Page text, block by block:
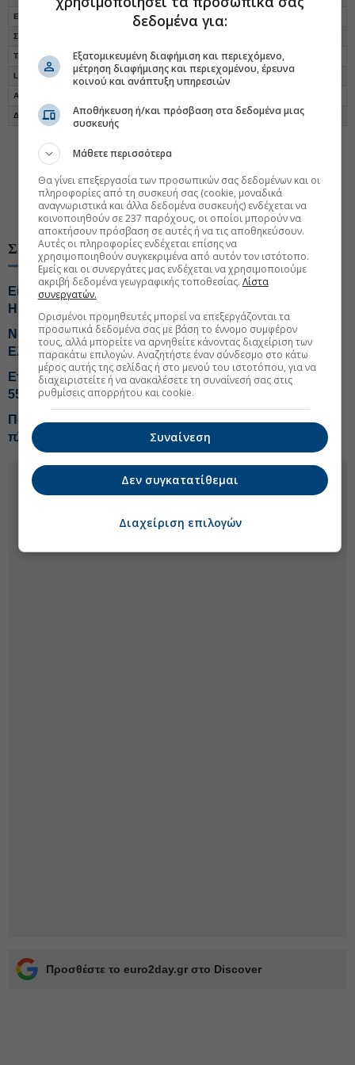
ΕΛΒΕ Ενδυμάτων 15.663 14.195
Σπύρου
Τεχνική Ολυμπιακή 20.368 19.114 3.673 6.304
Lamda Development 567.200 665.000 90.500 46.300
AS Company
Δάιος Πλαστικά 63.367 58.065 9.882 7.443
#Εισηγμένες Χρηματιστήριο
#Αποτελέσματα εισηγμένων #Εταιρικά αποτελέσματα
#Χρηματιστήριο Αθηνών
ΣΧΕΤΙΚΑ ΘΕΜΑΤΑ
Είσοδο στα protein beverages εξετάζει η Coca Cola
HBC
Νέο καταστατικό για ΟΛΠ με δυνατότητα επέκτασης σε
Ελλάδα και εξωτερικό
Επιδόσεις-ρεκόρ από Metlen στο εξάμηνο, EBITDA στα
550 εκατ. ευρώ
Πάτησε γκάζι το Sani/Ikos τη φετινή χρονιά, επενδυτικό
πλάνο 1 δισ.
Προσθέστε το euro2day.gr στο Discover
δεδομένα για:
Εξατομικευμένη διαφήμιση και περιεχόμενο,
μέτρηση διαφήμισης και περιεχομένου, έρευνα
κοινού και ανάπτυξη υπηρεσιών
Αποθήκευση ή/και πρόσβαση στα δεδομένα μιας
συσκευής
Μάθετε περισσότερα
Θα γίνει επεξεργασία των προσωπικών σας δεδομένων και οι
πληροφορίες από τη συσκευή σας (cookie, μοναδικά
αναγνωριστικά και άλλα δεδομένα συσκευής) ενδέχεται να
κοινοποιηθούν σε 237 παρόχους, οι οποίοι μπορούν να
αποκτήσουν πρόσβαση σε αυτές ή να τις αποθηκεύσουν.
Αυτές οι πληροφορίες ενδέχεται επίσης να
χρησιμοποιηθούν συγκεκριμένα από αυτόν τον ιστότοπο.
Εμείς και οι συνεργάτες μας ενδέχεται να χρησιμοποιούμε
ακριβή δεδομένα γεωγραφικής τοποθεσίας. Λίστα
συνεργατών.
Ορισμένοι προμηθευτές μπορεί να επεξεργάζονται τα
προσωπικά δεδομένα σας με βάση το έννομο συμφέρον
τους, αλλά μπορείτε να αρνηθείτε κάνοντας διαχείριση των
παρακάτω επιλογών. Αναζητήστε έναν σύνδεσμο στο κάτω
μέρος αυτής της σελίδας ή στο μενού του ιστοτόπου, για να
διαχειριστείτε ή να ανακαλέσετε τη συναίνεσή σας στις
ρυθμίσεις απορρήτου και cookie.
Συναίνεση
Δεν συγκατατίθεμαι
Διαχείριση επιλογών